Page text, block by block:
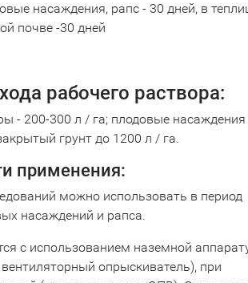
насаждения, рапс - 30 дней, в
почве -30 дней
рабочего раствора:
- 200-300 л / га; плодовые насаждения
грунт до 1200 л / га.
применения:
можно использовать в период
насаждений и рапса.
с использованием наземной
опрыскиватель), при